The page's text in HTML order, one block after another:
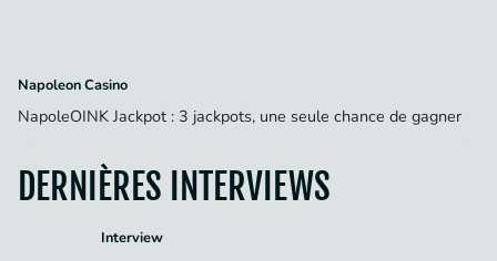
Napoleon Casino
NapoleOINK Jackpot : 3 jackpots, une seule chance de gagner
DERNIÈRES INTERVIEWS
Interview